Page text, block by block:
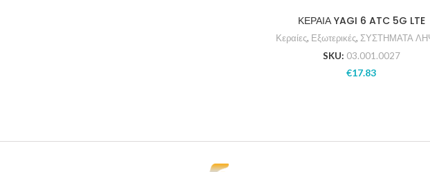
ΚΕΡΑΙΑ YAGI 6 ATC 5G LTE
Κεραίες, Εξωτερικές, ΣΥΣΤΗΜΑΤΑ
SKU: 03.001.0027
€17.83